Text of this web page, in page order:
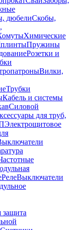
дюбелиСкобы,
Химические
Пружины
Розетки и
Вилки,
Трубки
Кабель и системы
Силовой
для труб,
Электрощитовое
РелеВыключатели
защита